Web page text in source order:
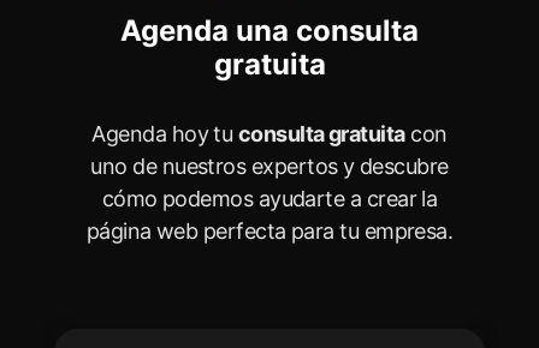
Agenda una consulta
gratuita
Agenda hoy tu consulta gratuitacon
uno de nuestros expertos y descubre
cómo podemos ayudarte a crear la
página web perfecta para tu empresa.